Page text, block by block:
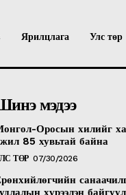
Ярилцлага Улс төр
мэдээ
Оросын хилийг
85 хувьтай байна
ТӨР 07/30/2026
хүрээлэн